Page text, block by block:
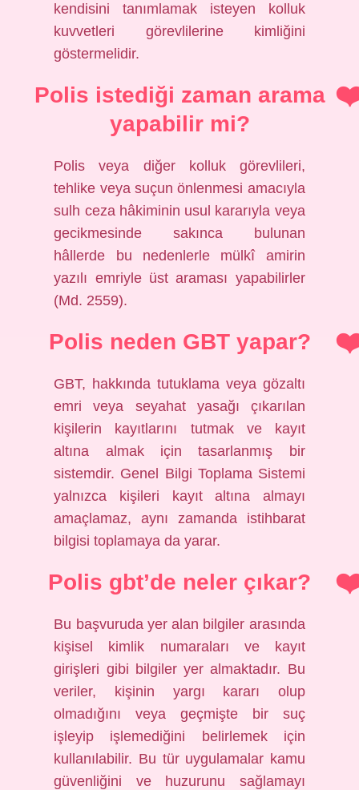
kendisini tanımlamak isteyen kolluk
kuvvetleri görevlilerine kimliğini
göstermelidir.
Polis istediği zaman arama
yapabilir mi?
Polis veya diğer kolluk görevlileri,
tehlike veya suçun önlenmesi amacıyla
sulh ceza hâkiminin usul kararıyla veya
gecikmesinde sakınca bulunan
hâllerde bu nedenlerle mülkî amirin
yazılı emriyle üst araması yapabilirler
(Md. 2559).
Polis neden GBT yapar?
GBT, hakkında tutuklama veya gözaltı
emri veya seyahat yasağı çıkarılan
kişilerin kayıtlarını tutmak ve kayıt
altına almak için tasarlanmış bir
sistemdir. Genel Bilgi Toplama Sistemi
yalnızca kişileri kayıt altına almayı
amaçlamaz, aynı zamanda istihbarat
bilgisi toplamaya da yarar.
Polis gbt’de neler çıkar?
Bu başvuruda yer alan bilgiler arasında
kişisel kimlik numaraları ve kayıt
girişleri gibi bilgiler yer almaktadır. Bu
veriler, kişinin yargı kararı olup
olmadığını veya geçmişte bir suç
işleyip işlemediğini belirlemek için
kullanılabilir. Bu tür uygulamalar kamu
güvenliğini ve huzurunu sağlamayı